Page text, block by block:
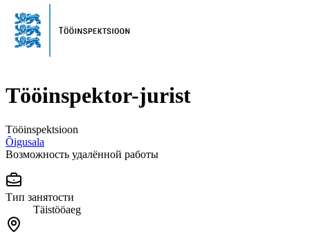
Tööinspektor-jurist
Tööinspektsioon
Õigusala
Возможность удалённой работы
Тип занятости
Täistööaeg